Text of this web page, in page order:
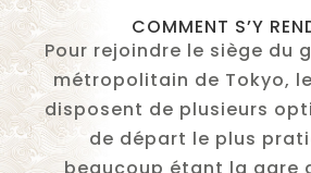
COMMENT S’Y
Pour rejoindre le siège du
métropolitain de Tokyo,
disposent de plusieurs
de départ le plus
beaucoup étant la gare